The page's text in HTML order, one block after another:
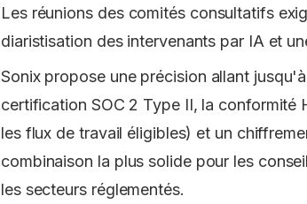
Les réunions des comités consultatifs
diaristisation des intervenants par IA et
Sonix propose une précision allant
certification SOC 2 Type II, la
les flux de travail éligibles) et un
combinaison la plus solide pour les
les secteurs réglementés.